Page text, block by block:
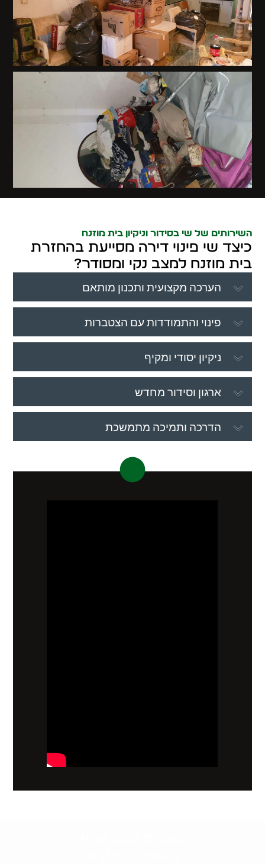
השירותים של שי בסידור וניקיון בית מוזנח
כיצד שי פינוי דירה מסייעת בהחזרת
בית מוזנח למצב נקי ומסודר?
הערכה מקצועית ותכנון מותאם
פינוי והתמודדות עם הצטברות
ניקיון יסודי ומקיף
ארגון וסידור מחדש
הדרכה ותמיכה מתמשכת